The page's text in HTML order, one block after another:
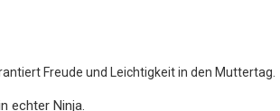
Freude und Leichtigkeit in den Muttertag.
echter Ninja.